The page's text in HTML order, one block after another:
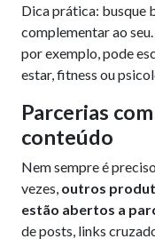
Dica prática: busque
complementar ao
por exemplo, pode
estar, fitness ou
Parcerias
conteúdo
Nem sempre é
vezes, outros
estão abertos a
de posts, links